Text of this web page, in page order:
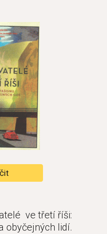
ve třetí říši:
obyčejných lidí.